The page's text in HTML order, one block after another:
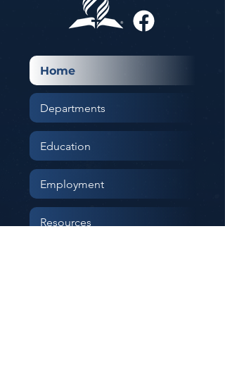
Home
Departments
Education
Employment
Resources